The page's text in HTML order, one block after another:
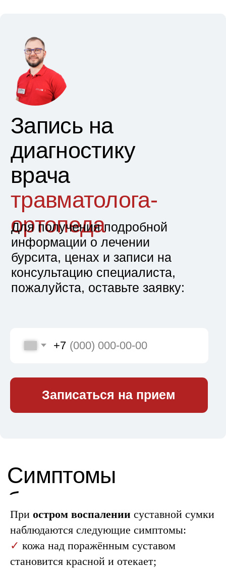
При остром воспалении суставной сумки
наблюдаются следующие симптомы:
✓ кожа над поражённым суставом
становится красной и отекает;
Лечение бурсита